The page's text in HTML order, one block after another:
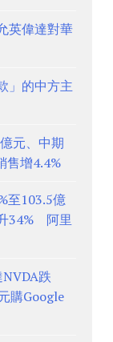
英偉達對華
」的中方主
元、中期
售增4.4%
至103.5億
34% 阿里
跌
購Google